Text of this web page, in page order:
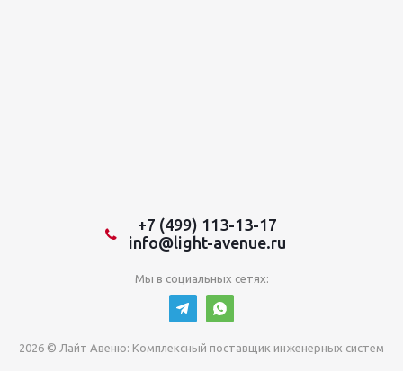
+7 (499) 113-13-17
info@light-avenue.ru
Мы в социальных сетях:
2026 © Лайт Авеню: Комплексный поставщик инженерных систем